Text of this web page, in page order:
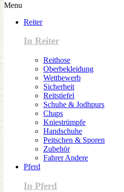
Menu
Reiter
In Reiter
Reithose
Oberbekleidung
Wettbewerb
Sicherheit
Reitstiefel
Schuhe & Jodhpurs
Chaps
Kniestrümpfe
Handschuhe
Peitschen & Sporen
Zubehör
Fahrer Andere
Pferd
In Pferd